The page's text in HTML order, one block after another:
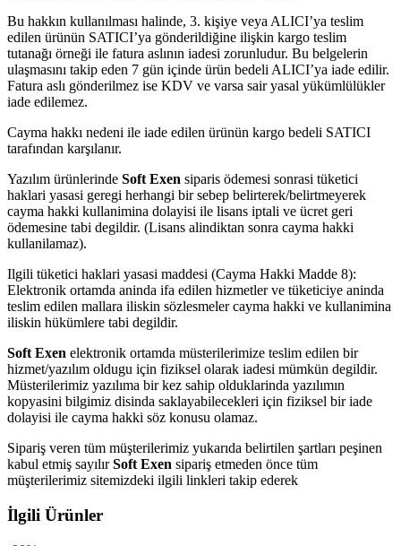
Bu hakkın kullanılması halinde, 3. kişiye veya ALICI’ya teslim
edilen ürünün SATICI’ya gönderildiğine ilişkin kargo teslim
tutanağı örneği ile fatura aslının iadesi zorunludur. Bu belgelerin
ulaşmasını takip eden 7 gün içinde ürün bedeli ALICI’ya iade edilir.
Fatura aslı gönderilmez ise KDV ve varsa sair yasal yükümlülükler
iade edilemez.
Cayma hakkı nedeni ile iade edilen ürünün kargo bedeli SATICI
tarafından karşılanır.
Yazılım ürünlerinde Soft Exen siparis ödemesi sonrasi tüketici
haklari yasasi geregi herhangi bir sebep belirterek/belirtmeyerek
cayma hakki kullanimina dolayisi ile lisans iptali ve ücret geri
ödemesine tabi degildir. (Lisans alindiktan sonra cayma hakki
kullanilamaz).
Ilgili tüketici haklari yasasi maddesi (Cayma Hakki Madde 8):
Elektronik ortamda aninda ifa edilen hizmetler ve tüketiciye aninda
teslim edilen mallara iliskin sözlesmeler cayma hakki ve kullanimina
iliskin hükümlere tabi degildir.
Soft Exen elektronik ortamda müsterilerimize teslim edilen bir
hizmet/yazılım oldugu için fiziksel olarak iadesi mümkün degildir.
Müsterilerimiz yazılıma bir kez sahip olduklarinda yazılımın
kopyasini bilgimiz disinda saklayabilecekleri için fiziksel bir iade
dolayisi ile cayma hakki söz konusu olamaz.
Sipariş veren tüm müşterilerimiz yukarıda belirtilen şartları peşinen
kabul etmiş sayılırSoft Exen sipariş etmeden önce tüm
müşterilerimiz sitemizdeki ilgili linkleri takip ederek
İlgili Ürünler